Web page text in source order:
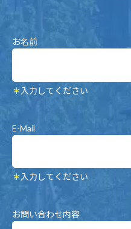
お名前
＊入力してください
E-Mail
＊入力してください
お問い合わせ内容